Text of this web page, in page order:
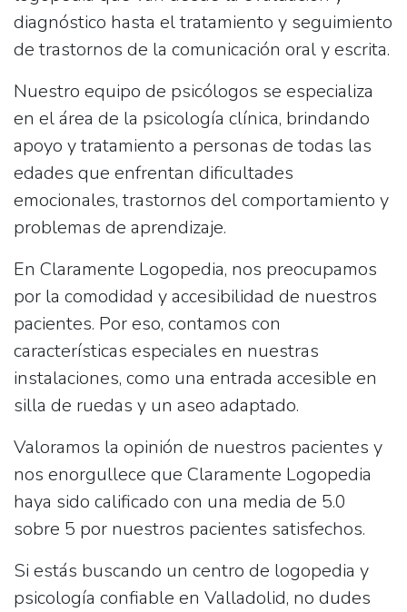
diagnóstico hasta el tratamiento y seguimiento
de trastornos de la comunicación oral y escrita.
Nuestro equipo de psicólogos se especializa
en el área de la psicología clínica, brindando
apoyo y tratamiento a personas de todas las
edades que enfrentan dificultades
emocionales, trastornos del comportamiento y
problemas de aprendizaje.
En Claramente Logopedia, nos preocupamos
por la comodidad y accesibilidad de nuestros
pacientes. Por eso, contamos con
características especiales en nuestras
instalaciones, como una entrada accesible en
silla de ruedas y un aseo adaptado.
Valoramos la opinión de nuestros pacientes y
nos enorgullece que Claramente Logopedia
haya sido calificado con una media de 5.0
sobre 5 por nuestros pacientes satisfechos.
Si estás buscando un centro de logopedia y
psicología confiable en Valladolid, no dudes